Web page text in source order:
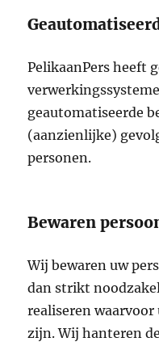
PelikaanPers heeft
geautomatiseerde
(aanzienlijke)
personen.
Bewaren
Wij bewaren uw
dan strikt
realiseren waarvoor
zijn. Wij hanteren